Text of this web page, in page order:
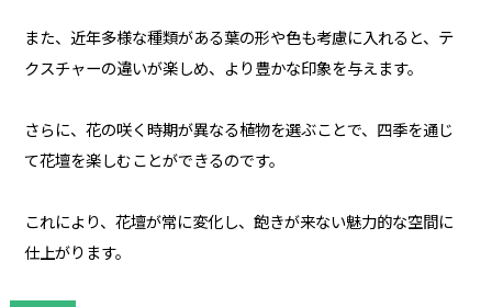
また、近年多様な種類がある葉の形や色も考慮に入れると、テ
クスチャーの違いが楽しめ、より豊かな印象を与えます。
さらに、花の咲く時期が異なる植物を選ぶことで、四季を通じ
て花壇を楽しむことができるのです。
これにより、花壇が常に変化し、飽きが来ない魅力的な空間に
仕上がります。